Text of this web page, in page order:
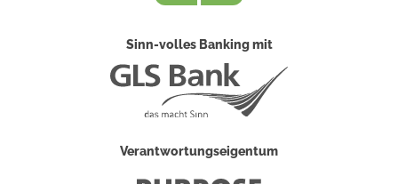
Sinn-volles Banking mit
Verantwortungseigentum